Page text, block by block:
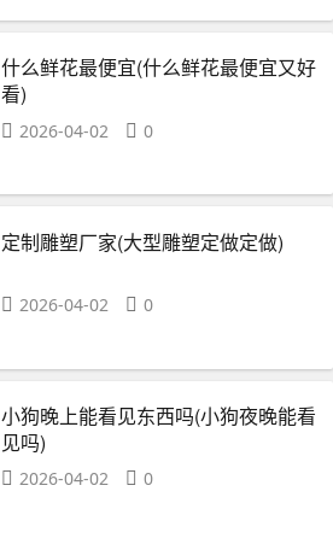
什么鲜花最便宜(什么鲜花最便宜又好
看)
2026-04-02 0
定制雕塑厂家(大型雕塑定做定做)
2026-04-02 0
小狗晚上能看见东西吗(小狗夜晚能看
见吗)
2026-04-02 0